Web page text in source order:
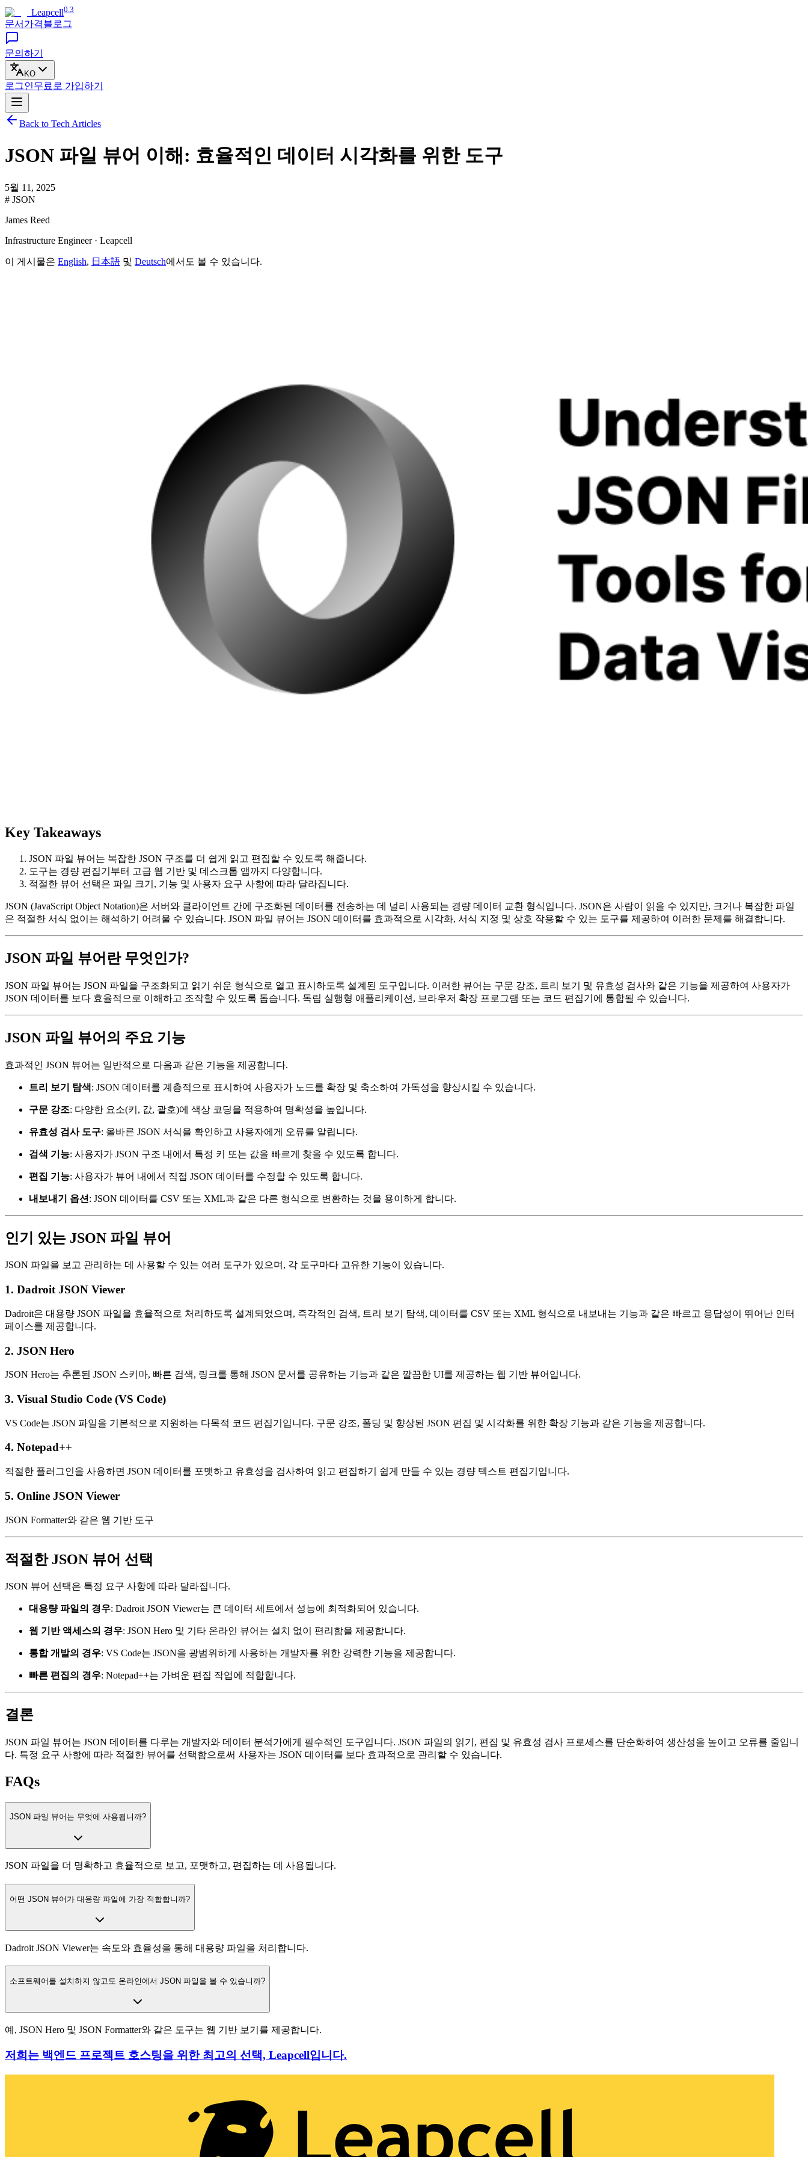
Leapcell0.3
문서 가격블로그
문의하기
KO
로그인무료로 가입하기
Back to Tech Articles
JSON 파일 뷰어 이해: 효율적인 데이터 시각화를 위한 도구
5월 11, 2025
# JSON
James Reed
Infrastructure Engineer · Leapcell
이 게시물은 English, 日本語 및 Deutsch에서도 볼 수 있습니다.
Key Takeaways
JSON 파일 뷰어는 복잡한 JSON 구조를 더 쉽게 읽고 편집할 수 있도록 해줍니다.
도구는 경량 편집기부터 고급 웹 기반 및 데스크톱 앱까지 다양합니다.
적절한 뷰어 선택은 파일 크기, 기능 및 사용자 요구 사항에 따라 달라집니다.
JSON (JavaScript Object Notation)은 서버와 클라이언트 간에 구조화된 데이터를 전송하는 데 널리 사용되는 경량 데이터 교환 형식입니다. JSON은 사람이 읽을 수 있지만, 크거나 복잡한 파일
은 적절한 서식 없이는 해석하기 어려울 수 있습니다. JSON 파일 뷰어는 JSON 데이터를 효과적으로 시각화, 서식 지정 및 상호 작용할 수 있는 도구를 제공하여 이러한 문제를 해결합니다.
JSON 파일 뷰어란 무엇인가?
JSON 파일 뷰어는 JSON 파일을 구조화되고 읽기 쉬운 형식으로 열고 표시하도록 설계된 도구입니다. 이러한 뷰어는 구문 강조, 트리 보기 및 유효성 검사와 같은 기능을 제공하여 사용자가
JSON 데이터를 보다 효율적으로 이해하고 조작할 수 있도록 돕습니다. 독립 실행형 애플리케이션, 브라우저 확장 프로그램 또는 코드 편집기에 통합될 수 있습니다.
JSON 파일 뷰어의 주요 기능
효과적인 JSON 뷰어는 일반적으로 다음과 같은 기능을 제공합니다.
트리 보기 탐색: JSON 데이터를 계층적으로 표시하여 사용자가 노드를 확장 및 축소하여 가독성을 향상시킬 수 있습니다.
구문 강조: 다양한 요소(키, 값, 괄호)에 색상 코딩을 적용하여 명확성을 높입니다.
유효성 검사 도구: 올바른 JSON 서식을 확인하고 사용자에게 오류를 알립니다.
검색 기능: 사용자가 JSON 구조 내에서 특정 키 또는 값을 빠르게 찾을 수 있도록 합니다.
편집 기능: 사용자가 뷰어 내에서 직접 JSON 데이터를 수정할 수 있도록 합니다.
내보내기 옵션 : JSON 데이터를 CSV 또는 XML과 같은 다른 형식으로 변환하는 것을 용이하게 합니다.
인기 있는 JSON 파일 뷰어
JSON 파일을 보고 관리하는 데 사용할 수 있는 여러 도구가 있으며, 각 도구마다 고유한 기능이 있습니다.
1. Dadroit JSON Viewer
Dadroit은 대용량 JSON 파일을 효율적으로 처리하도록 설계되었으며, 즉각적인 검색, 트리 보기 탐색, 데이터를 CSV 또는 XML 형식으로 내보내는 기능과 같은 빠르고 응답성이 뛰어난 인터
페이스를 제공합니다.
2. JSON Hero
JSON Hero는 추론된 JSON 스키마, 빠른 검색, 링크를 통해 JSON 문서를 공유하는 기능과 같은 깔끔한 UI를 제공하는 웹 기반 뷰어입니다.
3. Visual Studio Code (VS Code)
VS Code는 JSON 파일을 기본적으로 지원하는 다목적 코드 편집기입니다. 구문 강조, 폴딩 및 향상된 JSON 편집 및 시각화를 위한 확장 기능과 같은 기능을 제공합니다.
4. Notepad++
적절한 플러그인을 사용하면 JSON 데이터를 포맷하고 유효성을 검사하여 읽고 편집하기 쉽게 만들 수 있는 경량 텍스트 편집기입니다.
5. Online JSON Viewer
JSON Formatter와 같은 웹 기반 도구
적절한 JSON 뷰어 선택
JSON 뷰어 선택은 특정 요구 사항에 따라 달라집니다.
대용량 파일의 경우: Dadroit JSON Viewer는 큰 데이터 세트에서 성능에 최적화되어 있습니다.
웹 기반 액세스의 경우: JSON Hero 및 기타 온라인 뷰어는 설치 없이 편리함을 제공합니다.
통합 개발의 경우: VS Code는 JSON을 광범위하게 사용하는 개발자를 위한 강력한 기능을 제공합니다.
빠른 편집의 경우: Notepad++는 가벼운 편집 작업에 적합합니다.
결론
JSON 파일 뷰어는 JSON 데이터를 다루는 개발자와 데이터 분석가에게 필수적인 도구입니다. JSON 파일의 읽기, 편집 및 유효성 검사 프로세스를 단순화하여 생산성을 높이고 오류를 줄입니
다. 특정 요구 사항에 따라 적절한 뷰어를 선택함으로써 사용자는 JSON 데이터를 보다 효과적으로 관리할 수 있습니다.
FAQs
JSON 파일 뷰어는 무엇에 사용됩니까?
JSON 파일을 더 명확하고 효율적으로 보고, 포맷하고, 편집하는 데 사용됩니다.
어떤 JSON 뷰어가 대용량 파일에 가장 적합합니까?
Dadroit JSON Viewer는 속도와 효율성을 통해 대용량 파일을 처리합니다.
소프트웨어를 설치하지 않고도 온라인에서 JSON 파일을 볼 수 있습니까?
예, JSON Hero 및 JSON Formatter와 같은 도구는 웹 기반 보기를 제공합니다.
저희는 백엔드 프로젝트 호스팅을 위한 최고의 선택, Leapcell입니다.